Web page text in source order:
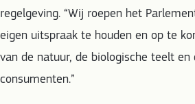
regelgeving. “Wij roepen het
eigen uitspraak te houden en op te
van de natuur, de biologische teelt en
consumenten.”